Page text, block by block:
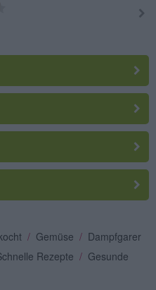
/ Gemüse / Dampfgarer
Rezepte / Gesunde